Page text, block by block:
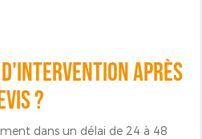
après
?
dans un délai de 24 à 48